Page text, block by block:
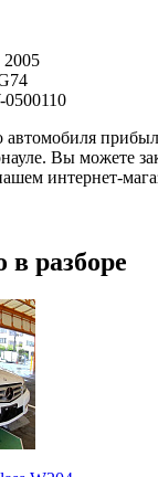
2005
автомобиля
Вы можете
интернет-
в разборе